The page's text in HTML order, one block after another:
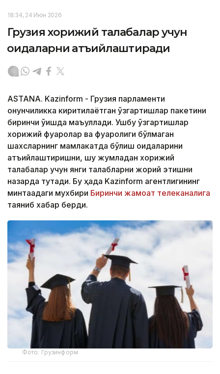
18:34, 24 Июн 2026
Грузия хорижий талабалар учун
қоидаларни қатъийлаштиради
ASTANA. Kazinform - Грузия парламенти
қонунчиликка киритилаётган ўзгартишлар пакетини
биринчи ўқишда маъқуллади. Ушбу ўзгартишлар
хорижий фуқаролар ва фуқаролиги бўлмаган
шахсларнинг мамлакатда бўлиш қоидаларини
қатъийлаштиришни, шу жумладан хорижий
талабалар учун янги талабларни жорий этишни
назарда тутади. Бу ҳақда Kazinform агентлигининг
минтақадаги мухбири Биринчи жамоат телеканалига
таяниб хабар берди.
Фото: Грузинформ